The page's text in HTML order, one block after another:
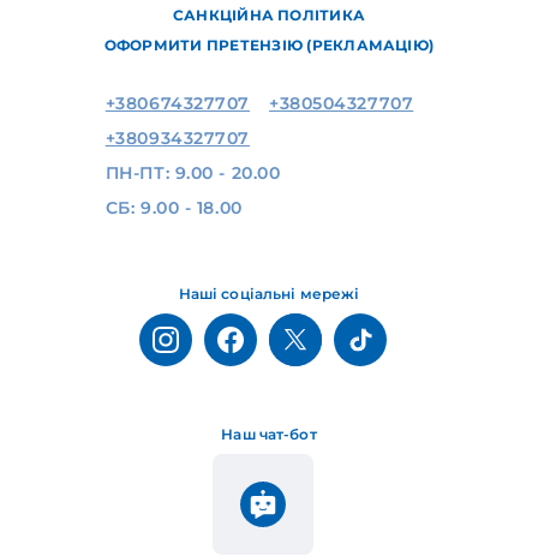
САНКЦІЙНА ПОЛІТИКА
ОФОРМИТИ ПРЕТЕНЗІЮ (РЕКЛАМАЦІЮ)
Наш чат-бот
Наші соціальні мережі
+380674327707
+380504327707
+380934327707
ПН-ПТ: 9.00 - 20.00
СБ: 9.00 - 18.00